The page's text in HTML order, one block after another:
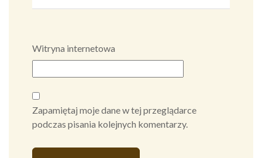
Witryna internetowa
Zapamiętaj moje dane w tej przeglądarce
podczas pisania kolejnych komentarzy.